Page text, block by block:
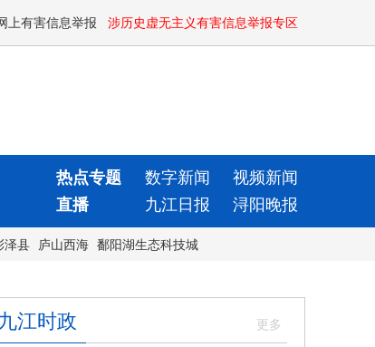
上有害信息举报 涉历史虚无主义有害信息举报专区
热点专题 数字新闻
视频新闻
直播 九江日报 浔阳晚报
泽县 庐山西海 鄱阳湖生态科技城
九江时政